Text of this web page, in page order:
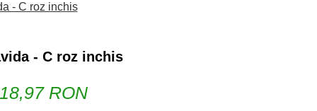
- C roz inchis
- C roz inchis
RON